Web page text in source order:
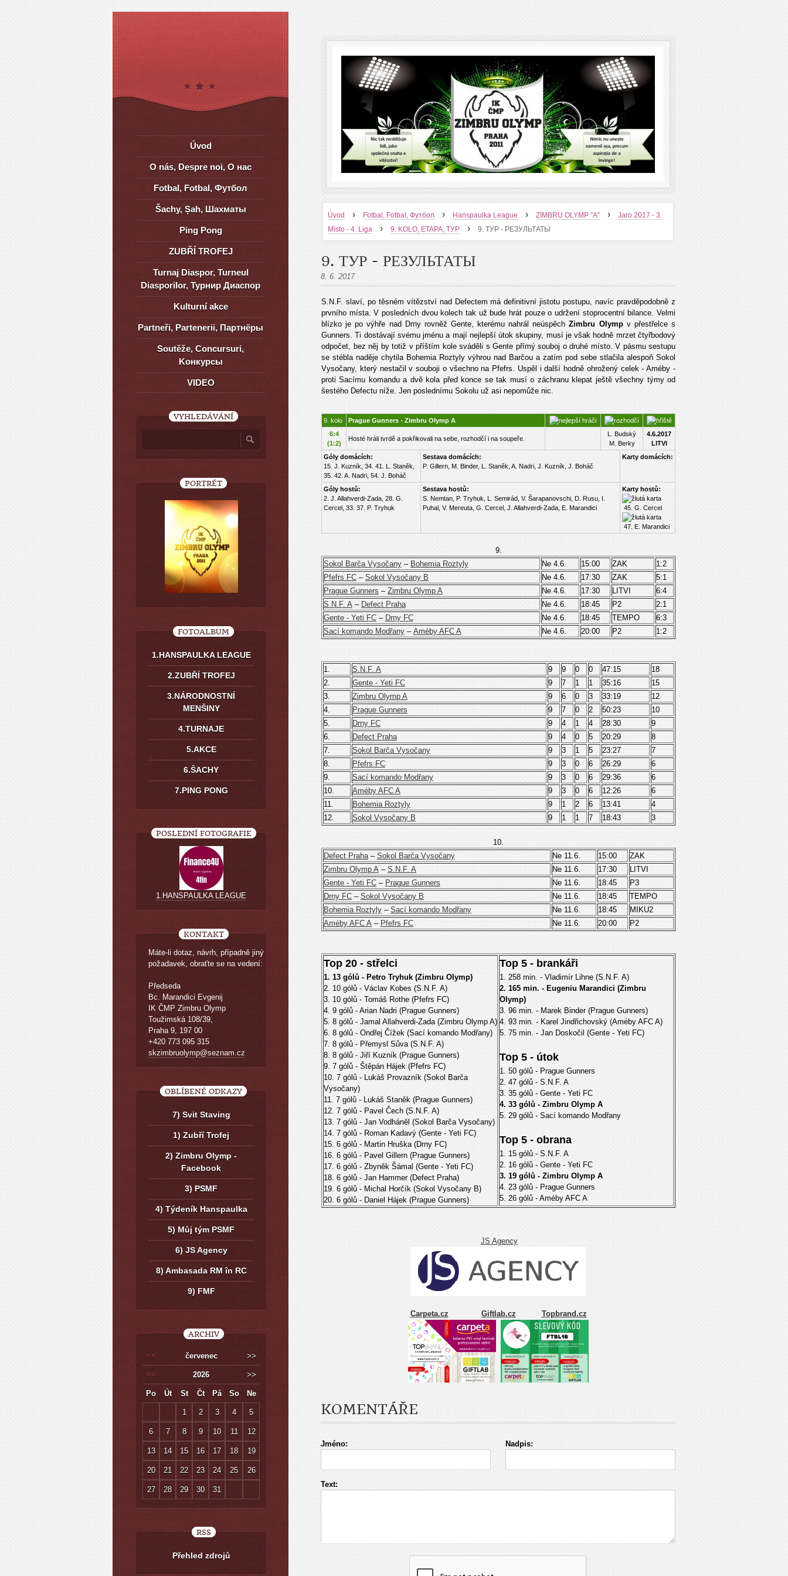
Úvod › Fotbal, Fotbal, Футбол › Hanspaulka League › ZIMBRU OLYMP "A" ›
Jaro 2017 - 3.
Místo - 4. Liga
› 9. KOLO, ETAPA, ТУР › 9. ТУР - РЕЗУЛЬТАТЫ
9. ТУР - РЕЗУЛЬТАТЫ
8. 6. 2017
S.N.F. slaví, po těsném vítězství nad Defectem má definitivní jistotu postupu, navíc pravděpodobně z
prvního místa. V posledních dvou kolech tak už bude hrát pouze o udržení stoprocentní bilance. Velmi
blízko je po výhře nad Drny rovněž Gente, kterému nahrál neúspěchZimbru Olympv přestřelce s
Gunners. Ti dostávají svému jménu a mají nejlepší útok skupiny, musí je však hodně mrzet čtyřbodový
odpočet, bez něj by totiž v příštím kole sváděli s Gente přímý souboj o druhé místo. V pásmu sestupu
se stébla naděje chytila Bohemia Roztyly výhrou nad Barčou a zatím pod sebe stlačila alespoň Sokol
Vysočany, který nestačil v souboji o všechno na Pfefrs. Uspěl i další hodně ohrožený celek - Améby -
proti Sacímu komandu a dvě kola před konce se tak musí o záchranu klepat ještě všechny týmy od
šestého Defectu níže. Jen poslednímu Sokolu už asi nepomůže nic.
9. kolo
Prague Gunners - Zimbru Olymp A
6:4
(1:2)
Hosté hráli tvrdě a pokřikovali na sebe, rozhodčí i na soupeře.
L. Budský
M. Berky
4.6.2017
LITVI
Góly domácích:
15. J. Kuzník, 34. 41. L. Staněk,
35. 42. A. Nadri, 54. J. Boháč
Sestava domácích:
P. Gillern, M. Binder, L. Staněk, A. Nadri, J. Kuzník, J. Boháč
Karty domácích:
Góly hostů:
2. J. Allahverdi-Zada, 28. G.
Cercel, 33. 37. P. Tryhuk
Sestava hostů:
S. Nemtan, P. Tryhuk, L. Semirád, V. Šarapanovschi, D. Rusu, I.
Puhal, V. Mereuta, G. Cercel, J. Allahverdi-Zada, E. Marandici
Karty hostů:
45. G. Cercel
47. E. Marandici
9.
Sokol Barča Vysočany – Bohemia Roztyly Ne 4.6. 15:00 ZAK
1:2
Pfefrs FC – Sokol Vysočany B Ne 4.6. 17:30 ZAK
5:1
Prague Gunners – Zimbru Olymp A Ne 4.6. 17:30 LITVI
6:4
S.N.F. A – Defect Praha Ne 4.6. 18:45 P2
2:1
Gente - Yeti FC – Drny FC Ne 4.6. 18:45 TEMPO
6:3
Sací komando Modřany – Améby AFC A Ne 4.6. 20:00 P2 1:2
1. S.N.F. A 9 9 0 0 47:15
18
2.
Gente - Yeti FC 9 7 1 1 35:16
15
3.
Zimbru Olymp A 9 6 0 3 33:19
12
4.
Prague Gunners 9 7 0 2 50:23
10
5.
Drny FC 9 4 1 4 28:30
9
6.
Defect Praha 9 4 0 5 20:29
8
7.
Sokol Barča Vysočany 9 3 1 5 23:27
7
8.
Pfefrs FC 9 3 0 6 26:29
6
9.
Sací komando Modřany 9 3 0 6 29:36
6
10.
Améby AFC A 9 3 0 6 12:26
6
11.
Bohemia Roztyly 9 1 2 6 13:41
4
12.
Sokol Vysočany B 9 1 1 7 18:43 3
10.
Defect Praha– Sokol Barča Vysočany Ne 11.6. 15:00
ZAK
Zimbru Olymp A – S.N.F. A Ne 11.6. 17:30
LITVI
Gente - Yeti FC – Prague Gunners Ne 11.6. 18:45
P3
Drny FC – Sokol Vysočany B Ne 11.6. 18:45
TEMPO
Bohemia Roztyly – Sací komando Modřany Ne 11.6. 18:45
MIKU2
Améby AFC A – Pfefrs FC Ne 11.6. 20:00 P2
Top 20 - střelci
1. 13 gólů - Petro Tryhuk (Zimbru Olymp)
2. 10 gólů - Václav Kobes (S.N.F. A)
3. 10 gólů - Tomáš Rothe (Pfefrs FC)
4. 9 gólů - Arian Nadri (Prague Gunners)
5. 8 gólů - Jamal Allahverdi-Zada (Zimbru Olymp A)
6. 8 gólů - Ondřej Čížek (Sací komando Modřany)
7. 8 gólů - Přemysl Sůva (S.N.F. A)
8. 8 gólů - Jiří Kuzník (Prague Gunners)
9. 7 gólů - Štěpán Hájek (Pfefrs FC)
10. 7 gólů - Lukáš Provazník (Sokol Barča
Vysočany)
11. 7 gólů - Lukáš Staněk (Prague Gunners)
12. 7 gólů - Pavel Čech (S.N.F. A)
13. 7 gólů - Jan Vodháněl (Sokol Barča Vysočany)
14. 7 gólů - Roman Kadavý (Gente - Yeti FC)
15. 6 gólů - Martin Hruška (Drny FC)
16. 6 gólů - Pavel Gillern (Prague Gunners)
17. 6 gólů - Zbyněk Šámal (Gente - Yeti FC)
18. 6 gólů - Jan Hammer (Defect Praha)
19. 6 gólů - Michal Horčík (Sokol Vysočany B)
20. 6 gólů - Daniel Hájek (Prague Gunners)
Top 5 - brankáři
1. 258 min. - Vladimír Lihne (S.N.F. A)
2. 165 min. - Eugeniu Marandici (Zimbru
Olymp)
3. 96 min. - Marek Binder (Prague Gunners)
4. 93 min. - Karel Jindřichovský (Améby AFC A)
5. 75 min. - Jan Doskočil (Gente - Yeti FC)
Top 5 - útok
1. 50 gólů - Prague Gunners
2. 47 gólů - S.N.F. A
3. 35 gólů - Gente - Yeti FC
4. 33 gólů - Zimbru Olymp A
5. 29 gólů - Sací komando Modřany
Top 5 - obrana
1. 15 gólů - S.N.F. A
2. 16 gólů - Gente - Yeti FC
3. 19 gólů - Zimbru Olymp A
4. 23 gólů - Prague Gunners
5. 26 gólů - Améby AFC A
JS Agency
Carpeta.cz Giftlab.cz Topbrand.cz
KOMENTÁŘE
Jméno: Nadpis:
Text:
Úvod
O nás, Despre noi, О нас
Fotbal, Fotbal, Футбол
Šachy, Șah, Шахматы
Ping Pong
ZUBŘÍ TROFEJ
Turnaj Diaspor, Turneul
Diasporilor, Турнир Диаспор
Kulturní akce
Partneři, Partenerii, Партнёры
Soutěže, Concursuri,
Kонкурсы
VIDEO
VYHLEDÁVÁNÍ
PORTRÉT
FOTOALBUM
1.HANSPAULKA LEAGUE
2.ZUBŘÍ TROFEJ
3.NÁRODNOSTNÍ
MENŠINY
4.TURNAJE
5.AKCE
6.ŠACHY
7.PING PONG
POSLEDNÍ FOTOGRAFIE
1.HANSPAULKA LEAGUE
KONTAKT
Máte-li dotaz, návrh, případně jiný
požadavek, obraťte se na vedení:
Předseda
Bc. Marandici Evgenij
IK ČMP Zimbru Olymp
Toužimská 108/39,
Praha 9, 197 00
+420 773 095 315
skzimbruolymp@seznam.cz
OBLÍBENÉ ODKAZY
7) Svit Staving
1) Zubří Trofej
2) Zimbru Olymp -
Facebook
3) PSMF
4) Týdeník Hanspaulka
5) Můj tým PSMF
6) JS Agency
8) Ambasada RM în RC
9) FMF
ARCHIV
<< červenec >>
<< 2026 >>
Po Út St Čt Pá So Ne
1 2 3 4 5
6 7 8 9 10 11 12
13 14 15 16 17 18 19
20 21 22 23 24 25 26
27 28 29 30 31
RSS
Přehled zdrojů